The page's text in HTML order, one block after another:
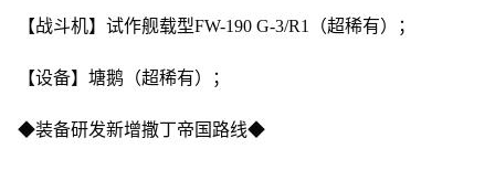
【战斗机】试作舰载型FW-190 G-3/R1（超稀有）；
【设备】塘鹅（超稀有）；
◆装备研发新增撒丁帝国路线◆